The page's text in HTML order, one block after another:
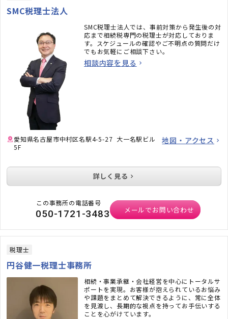
SMC税理士法人
SMC税理士法人では、事前対策から発生後の対
応まで相続税専門の税理士が対応しておりま
す。スケジュールの確認やご不明点の質問だけ
でもお気軽にご相談下さい。
相談内容を見る
愛知県名古屋市中村区名駅4-5-27 大一名駅ビル
5F
地図・アクセス
詳しく見る
この事務所の電話番号
050-1721-3483 メールでお問い合わせ
税理士
円谷健一税理士事務所
相続・事業承継・会社経営を中心にトータルサ
ポートを実現。お客様が抱えられているお悩み
や課題をまとめて解決できるように、常に全体
を見渡し、長期的な視点を持ってお手伝いする
ことを心がけています。